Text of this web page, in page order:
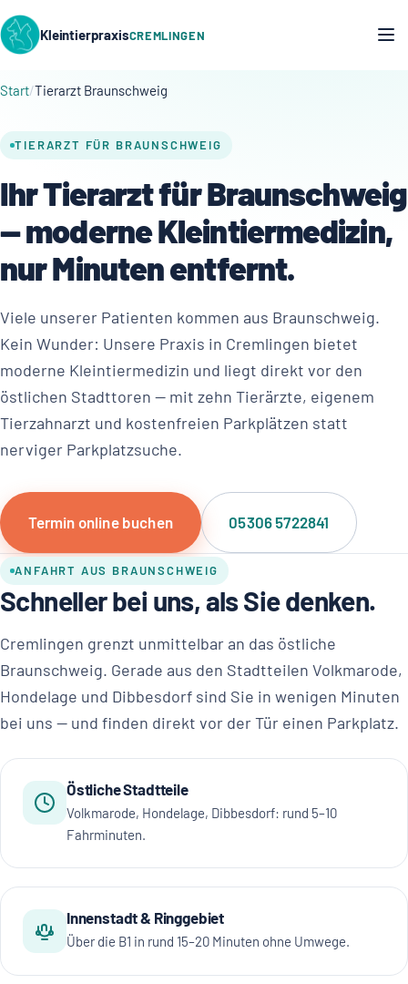
KleintierpraxisCREMLINGEN
Start Tierarzt Braunschweig
TIERARZT FÜR BRAUNSCHWEIG
Ihr Tierarzt für Braunschweig
— moderne Kleintiermedizin,
nur Minuten entfernt.
Viele unserer Patienten kommen aus Braunschweig.
Kein Wunder: Unsere Praxis in Cremlingen bietet
moderne Kleintiermedizin und liegt direkt vor den
östlichen Stadttoren — mit zehn Tierärzte, eigenem
Tierzahnarzt und kostenfreien Parkplätzen statt
nerviger Parkplatzsuche.
Termin online buchen 05306 5722841
ANFAHRT AUS BRAUNSCHWEIG
Schneller bei uns, als Sie denken.
Cremlingen grenzt unmittelbar an das östliche
Braunschweig. Gerade aus den Stadtteilen Volkmarode,
Hondelage und Dibbesdorf sind Sie in wenigen Minuten
bei uns — und finden direkt vor der Tür einen Parkplatz.
Östliche Stadtteile
Volkmarode, Hondelage, Dibbesdorf: rund 5–10
Fahrminuten.
Innenstadt & Ringgebiet
Über die B1 in rund 15–20 Minuten ohne Umwege.